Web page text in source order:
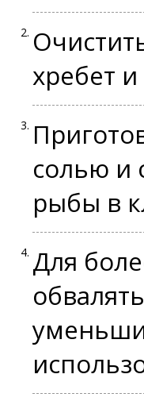
хребет
солью и
рыбы в
Для